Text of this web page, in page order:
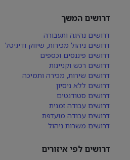
דרושים המשך
דרושים נהיגה ותעבורה
דרושים ניהול מכירות, שיווק ודיגיטל
דרושים פיננסים וכספים
דרושים רכש וקניינות
דרושים שירות, מכירה ותמיכה
דרושים ללא ניסיון
דרושים סטודנטים
דרושים עבודה זמנית
דרושים עבודה מועדפת
דרושים משרות ניהול
דרושים לפי איזורים